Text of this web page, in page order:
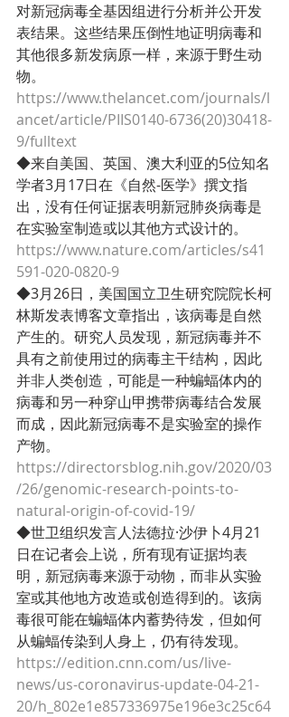
对新冠病毒全基因组进行分析并公开发
表结果。这些结果压倒性地证明病毒和
其他很多新发病原一样，来源于野生动
物。
https://www.thelancet.com/journals/l
ancet/article/PIIS0140-6736(20)30418-
9/fulltext
◆来自美国、英国、澳大利亚的5位知名
学者3月17日在《自然-医学》撰文指
出，没有任何证据表明新冠肺炎病毒是
在实验室制造或以其他方式设计的。
https://www.nature.com/articles/s41
591-020-0820-9
◆3月26日，美国国立卫生研究院院长柯
林斯发表博客文章指出，该病毒是自然
产生的。研究人员发现，新冠病毒并不
具有之前使用过的病毒主干结构，因此
并非人类创造，可能是一种蝙蝠体内的
病毒和另一种穿山甲携带病毒结合发展
而成，因此新冠病毒不是实验室的操作
产物。
https://directorsblog.nih.gov/2020/03
/26/genomic-research-points-to-
natural-origin-of-covid-19/
◆世卫组织发言人法德拉·沙伊卜4月21
日在记者会上说，所有现有证据均表
明，新冠病毒来源于动物，而非从实验
室或其他地方改造或创造得到的。该病
毒很可能在蝙蝠体内蓄势待发，但如何
从蝙蝠传染到人身上，仍有待发现。
https://edition.cnn.com/us/live-
news/us-coronavirus-update-04-21-
20/h_802e1e857336975e196e3c25c64